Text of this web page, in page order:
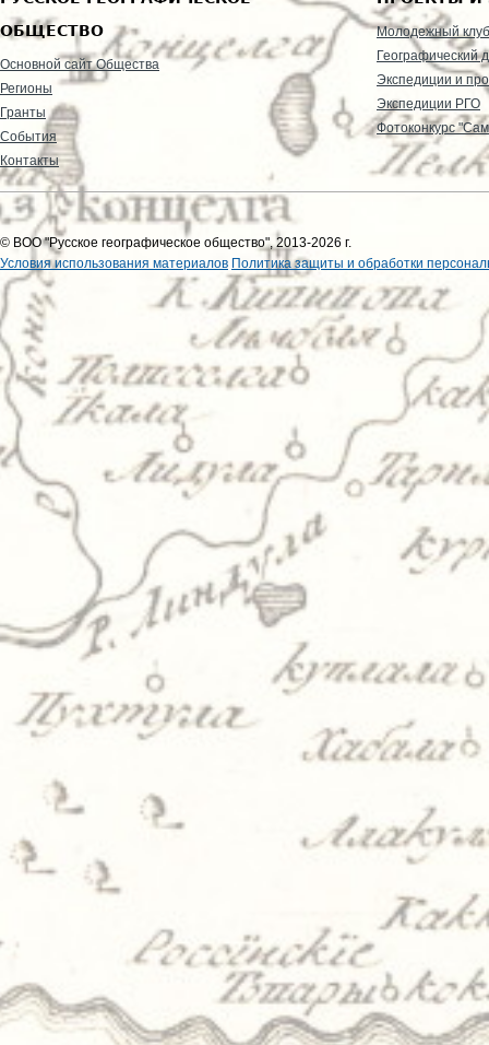
ОБЩЕСТВО
Основной сайт Общества
Регионы
Гранты
События
Контакты
Молодежный клуб
Географический
Экспедиции и
Экспедиции РГО
Фотоконкурс
© ВОО "Русское географическое общество", 2013-2026 г.
Условия использования материалов Политика защиты и обработки